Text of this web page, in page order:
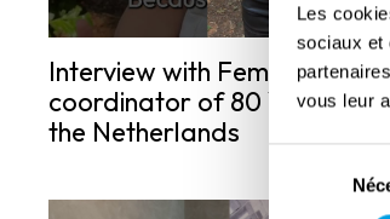
Les
sociaux et
vous leur
Interview with Femke Klein,
coordinator of 80 Years of
the Netherlands